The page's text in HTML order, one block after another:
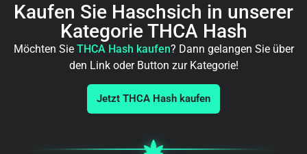
Kaufen Sie Haschsich in unserer
Kategorie THCA Hash
Möchten Sie THCA Hash kaufen? Dann gelangen Sie über
den Link oder Button zur Kategorie!
Jetzt THCA Hash kaufen